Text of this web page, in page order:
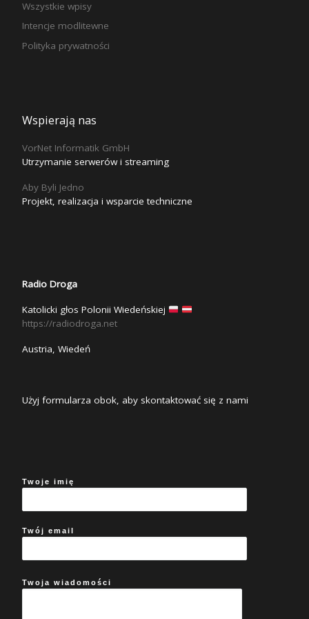
Wszystkie wpisy
Intencje modlitewne
Polityka prywatności
Wspierają nas
VorNet Informatik GmbH
Utrzymanie serwerów i streaming
Aby Byli Jedno
Projekt, realizacja i wsparcie techniczne
Radio Droga
Katolicki głos Polonii Wiedeńskiej
https://radiodroga.net
Austria, Wiedeń
Użyj formularza obok, aby skontaktować się z nami
Twoje imię
Twój email
Twoja wiadomości